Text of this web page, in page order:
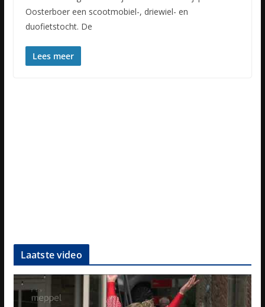
Oosterboer een scootmobiel-, driewiel- en
duofietstocht. De
Lees meer
Laatste video